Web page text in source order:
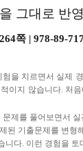
그대로 반
쪽 | 978-89-
을 치르면서 실제
이지 않습니다. 처
제를 풀어보면서
된 기출문제를 변
니다. 이런 경험을